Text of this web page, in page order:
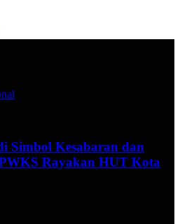
Simbol Kesabaran dan
Rayakan HUT Kota